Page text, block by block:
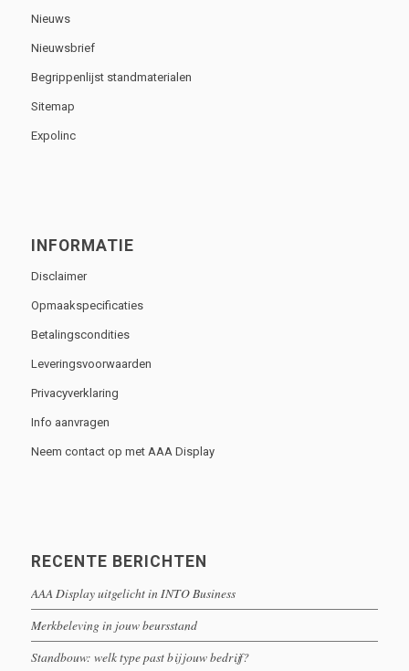
Nieuws
Nieuwsbrief
Begrippenlijst standmaterialen
Sitemap
Expolinc
INFORMATIE
Disclaimer
Opmaakspecificaties
Betalingscondities
Leveringsvoorwaarden
Privacyverklaring
Info aanvragen
Neem contact op met AAA Display
RECENTE BERICHTEN
AAA Display uitgelicht in INTO Business
Merkbeleving in jouw beursstand
Standbouw: welk type past bij jouw bedrijf?